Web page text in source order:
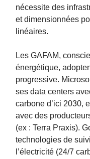
nécessite des
et dimensionnées
linéaires.
Les GAFAM,
énergétique,
progressive.
ses data centers
carbone d’ici 2030,
avec des
(ex : Terra Praxis).
technologies de
l’électricité (24/7